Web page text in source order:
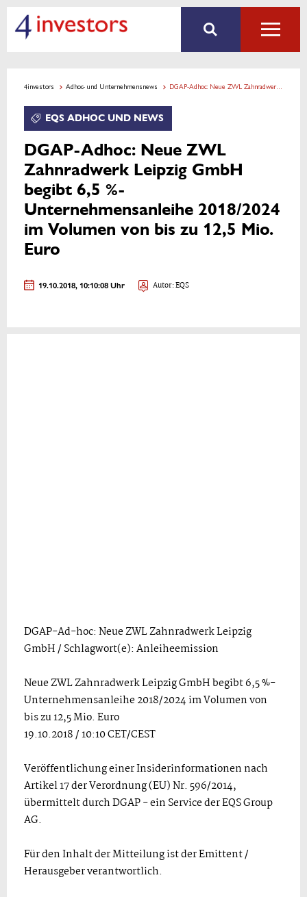
4investors Adhoc- und Unternehmensnews DGAP-Adhoc: Neue ZWL Zahnradwerk Leipzig GmbH begibt 6,5 %-Unternehmensanleihe 2018/2024 im Volumen von bis zu 12,5 Mio. Euro
EQS ADHOC UND NEWS
DGAP-Adhoc: Neue ZWL
Zahnradwerk Leipzig GmbH
begibt 6,5 %-
Unternehmensanleihe 2018/2024
im Volumen von bis zu 12,5 Mio.
Euro
19.10.2018, 10:10:08 Uhr Autor: EQS
DGAP-Ad-hoc: Neue ZWL Zahnradwerk Leipzig
GmbH / Schlagwort(e): Anleiheemission
Neue ZWL Zahnradwerk Leipzig GmbH begibt 6,5 %-
Unternehmensanleihe 2018/2024 im Volumen von
bis zu 12,5 Mio. Euro
19.10.2018 / 10:10 CET/CEST
Veröffentlichung einer Insiderinformationen nach
Artikel 17 der Verordnung (EU) Nr. 596/2014,
übermittelt durch DGAP - ein Service der EQS Group
AG.
Für den Inhalt der Mitteilung ist der Emittent /
Herausgeber verantwortlich.